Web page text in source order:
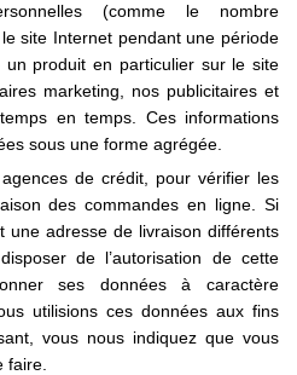
(comme le nombre
site Internet pendant une période
produit en particulier sur le site
marketing, nos publicitaires et
en temps. Ces informations
sous une forme agrégée.
de crédit, pour vérifier les
des commandes en ligne. Si
une adresse de livraison différents
de l’autorisation de cette
ses données à caractère
utilisions ces données aux fins
vous nous indiquez que vous
faire.